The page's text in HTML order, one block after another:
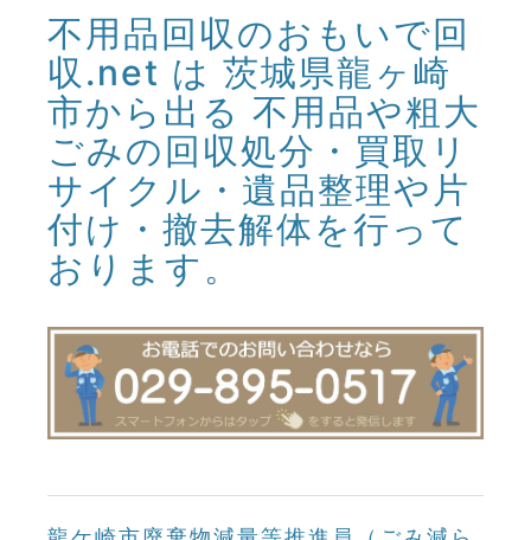
不用品回収のおもいで回
収.net は 茨城県龍ヶ崎
市から出る 不用品や粗大
ごみの回収処分・買取リ
サイクル・遺品整理や片
付け・撤去解体を行って
おります。